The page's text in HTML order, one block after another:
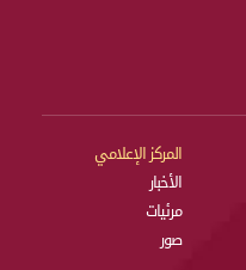
المركز الإعلامي
الأخبار
مرئيات
صور